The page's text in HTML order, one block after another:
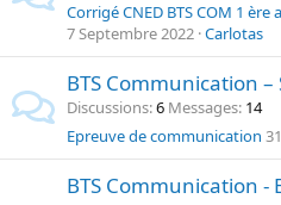
Corrigé CNED BTS COM 1 ère
7 Septembre 2022 Carlotas
BTS Communication
Discussions 6 Messages 14
Epreuve de communication
BTS Communication -